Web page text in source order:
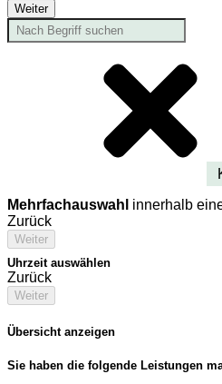
Weiter
Mehrfachauswahl innerhalb
Zurück
Weiter
Uhrzeit auswählen
Zurück
Weiter
Übersicht anzeigen
Sie haben die folgende Leistungen